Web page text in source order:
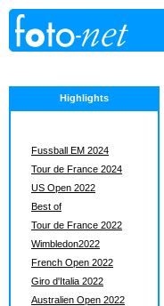
Highlights
Fussball EM 2024
Tour de France 2024
US Open 2022
Best of
Tour de France 2022
Wimbledon2022
French Open 2022
Giro d'Italia 2022
Australien Open 2022